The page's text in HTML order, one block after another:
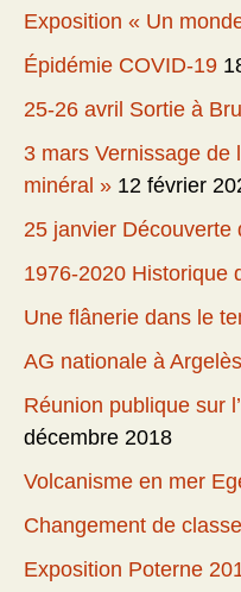
Exposition « Un
Épidémie COVID-19
25-26 avril Sortie à
3 mars Vernissage de
minéral » 12 février
25 janvier Découverte
1976-2020 Historique
Une flânerie dans le
AG nationale à
Réunion publique sur
décembre 2018
Volcanisme en mer
Changement de
Exposition Poterne